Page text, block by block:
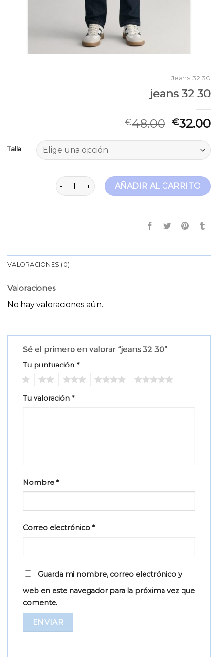
Jeans 32 30
jeans 32 30
€48.00 €32.00
Talla
jeans 32 30 cantidadAÑADIR AL CARRITO
VALORACIONES (0)
Valoraciones
No hay valoraciones aún.
Sé el primero en valorar “jeans 32 30”
Tu puntuación *
Tu valoración *
Nombre *
Correo electrónico *
Guarda mi nombre, correo electrónico y
web en este navegador para la próxima vez que
comente.